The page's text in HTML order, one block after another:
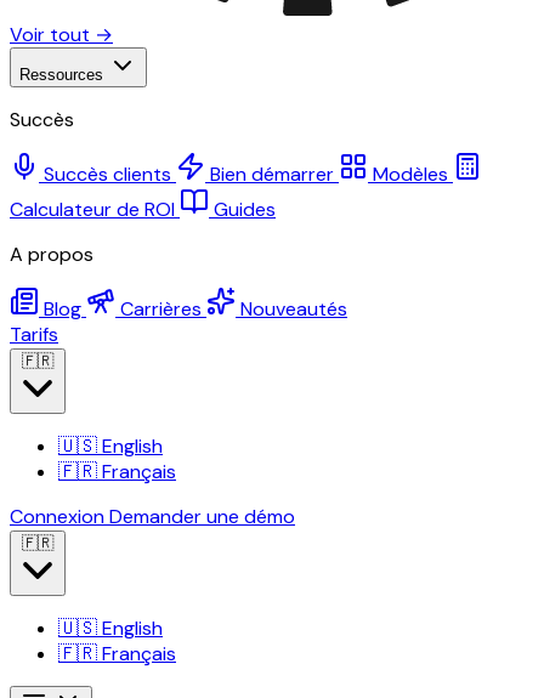
Voir tout →
Ressources
Succès
Succès clients Bien démarrer
Modèles
Calculateur de ROI
Guides
A propos
Blog Carrières
Nouveautés
Tarifs
🇫🇷
🇺🇸English
🇫🇷Français
ConnexionDemander une démo
🇫🇷
🇺🇸English
🇫🇷Français